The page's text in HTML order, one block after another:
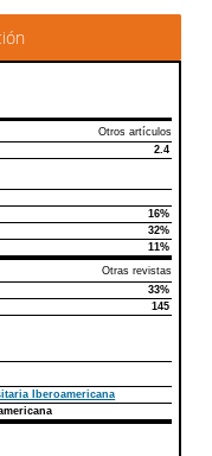
Otros artículos
2.4
16%
32%
11%
Otras revistas
33%
145
Iberoamericana